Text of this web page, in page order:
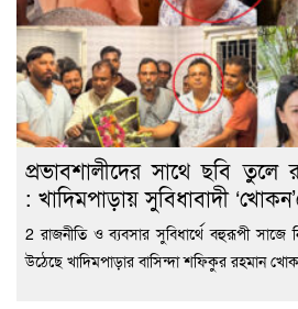
প্রভাবশালীদের সাথে ছবি
: খাদিমপাড়ায় সুবিধাবাদী
2 রাজনীতি ও ব্যবসার সুবিধার্থে বহুরূপী
উঠেছে খাদিমপাড়ার বাসিন্দা শফিকুর রহমান